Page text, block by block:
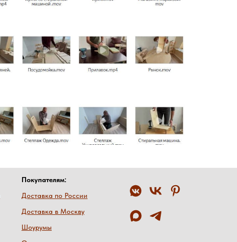
Покупателям:
Доставка по России
Доставка в Москву
Шоурумы